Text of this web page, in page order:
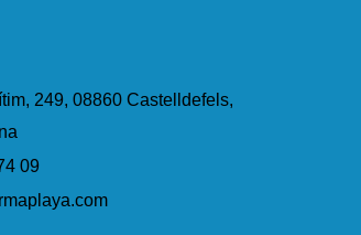
249, 08860 Castelldefels,
09